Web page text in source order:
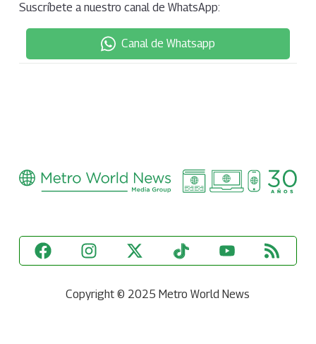
Suscríbete a nuestro canal de WhatsApp:
Canal de Whatsapp
Copyright © 2025 Metro World News